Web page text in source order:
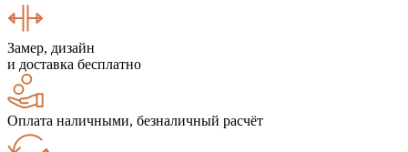
Замер, дизайн
и доставка бесплатно
Оплата наличными, безналичный расчёт